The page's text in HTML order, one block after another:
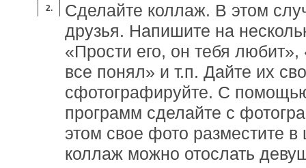
Сделайте коллаж. В этом
друзья. Напишите на
«Прости его, он тебя
все понял» и т.п. Дайте их
сфотографируйте. С
программ сделайте с
этом свое фото разместите
коллаж можно отослать